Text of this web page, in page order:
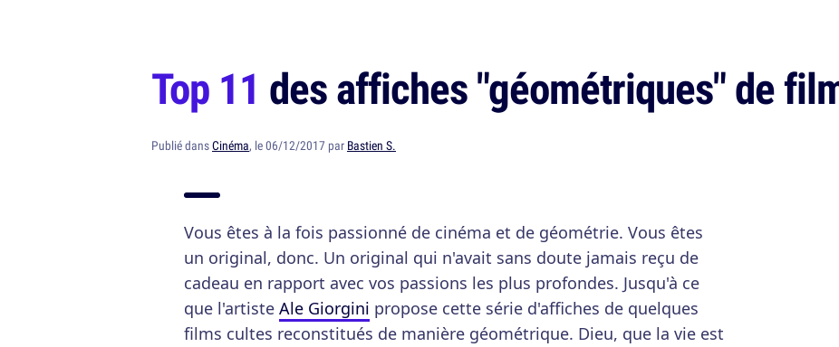
Top 11 des affiches "géométriques" de
Publié dansCinéma, le 06/12/2017 par Bastien S.
Vous êtes à la fois passionné de cinéma et de géométrie. Vous êtes
un original, donc. Un original qui n'avait sans doute jamais reçu de
cadeau en rapport avec vos passions les plus profondes. Jusqu'à ce
que l'artiste Ale Giorgini propose cette série d'affiches de quelques
films cultes reconstitués de manière géométrique. Dieu, que la vie est